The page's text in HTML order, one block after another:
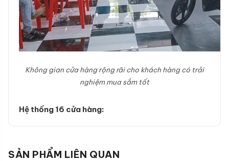
Không gian cửa hàng rộng rãi cho khách hàng có trải
nghiệm mua sắm tốt
Hệ thống 16 cửa hàng:
SẢN PHẨM LIÊN QUAN